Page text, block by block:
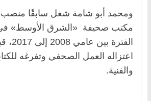
ومحمد أبو شامة شغل سابقًا منصب
مكتب صحيفة «الشرق الأوسط» في
الفترة
اعتزاله العمل الصحفي وتفرغه
والفنية.